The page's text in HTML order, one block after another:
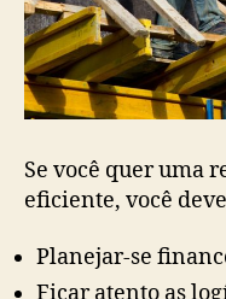
Se você quer uma
eficiente, você
Planejar-se